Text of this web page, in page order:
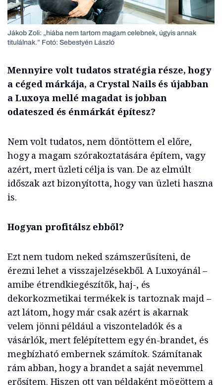
Jákob Zoli: „hiába nem tartom magam celebnek, úgyis annak
titulálnak.” Fotó: Sebestyén László
Mennyire volt tudatos stratégia része, hogy
a céged márkája, a Crystal Nails és újabban
a Luxoya mellé magadat is jobban
odateszed és énmárkát építesz?
Nem volt tudatos, nem döntöttem el előre,
hogy a magam szórakoztatására építem, vagy
azért, mert üzleti célja is van. De az elmúlt
időszak azt bizonyította, hogy van üzleti haszna
is.
Hogyan profitálsz ebből?
Ezt nem tudom neked számszerűsíteni, de
érezni lehet a visszajelzésekből. A Luxoyánál –
amibe étrendkiegészítők, haj-, és
dekorkozmetikai termékek is tartoznak majd –
azt látom, hogy már csak azért is akarnak
velem jönni például a viszonteladók és a
vásárlók, mert felépítettem egy én-brandet, és
megbízható embernek számítok. Számítanak
rám abban, hogy a brandet a saját nevemmel
erősítem. Hiszen ott van példaként mögöttem a